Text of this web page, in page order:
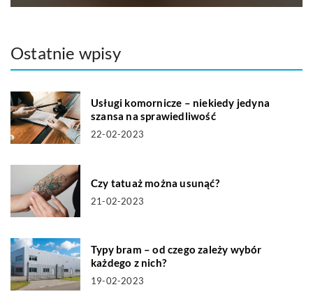
Ostatnie wpisy
Usługi komornicze – niekiedy jedyna
szansa na sprawiedliwość
22-02-2023
Czy tatuaż można usunąć?
21-02-2023
Typy bram – od czego zależy wybór
każdego z nich?
19-02-2023